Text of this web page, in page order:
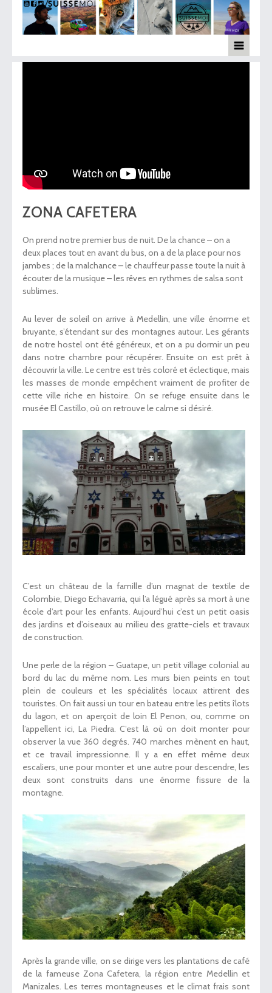
ZONA CAFETERA
On prend notre premier bus de nuit. De la chance – on a
deux places tout en avant du bus, on a de la place pour nos
jambes ; de la malchance – le chauffeur passe toute la nuit à
écouter de la musique – les rêves en rythmes de salsa sont
sublimes.
Au lever de soleil on arrive à Medellin, une ville énorme et
bruyante, s’étendant sur des montagnes autour. Les gérants
de notre hostel ont été généreux, et on a pu dormir un peu
dans notre chambre pour récupérer. Ensuite on est prêt à
découvrir la ville. Le centre est très coloré et éclectique, mais
les masses de monde empêchent vraiment de profiter de
cette ville riche en histoire. On se refuge ensuite dans le
musée El Castillo, où on retrouve le calme si désiré.
C’est un château de la famille d’un magnat de textile de
Colombie, Diego Echavarria, qui l’a légué après sa mort à une
école d’art pour les enfants. Aujourd’hui c’est un petit oasis
des jardins et d’oiseaux au milieu des gratte-ciels et travaux
de construction.
Une perle de la région – Guatape, un petit village colonial au
bord du lac du même nom. Les murs bien peints en tout
plein de couleurs et les spécialités locaux attirent des
touristes. On fait aussi un tour en bateau entre les petits îlots
du lagon, et on aperçoit de loin El Penon, ou, comme on
l’appellent ici, La Piedra. C’est là où on doit monter pour
observer la vue 360 degrés. 740 marches mènent en haut,
et ce travail impressionne. Il y a en effet même deux
escaliers, une pour monter et une autre pour descendre, les
deux sont construits dans une énorme fissure de la
montagne.
Après la grande ville, on se dirige vers les plantations de café
de la fameuse Zona Cafetera, la région entre Medellin et
Manizales. Les terres montagneuses et le climat frais sont